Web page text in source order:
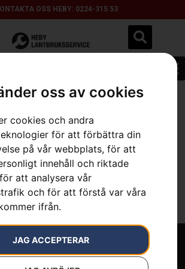
oss av cookies
cookies och andra
för att förbättra din
på vår webbplats, för att
innehåll och riktade
att analysera vår
och för att förstå var våra
ifrån.
JAG ACCEPTERAR
OSS HEBY: 0224-315 53
Lantbruksservice.
för lantbruk, skog och